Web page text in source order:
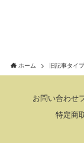
ホーム 旧記事タイ
お問い合わせ
特定商